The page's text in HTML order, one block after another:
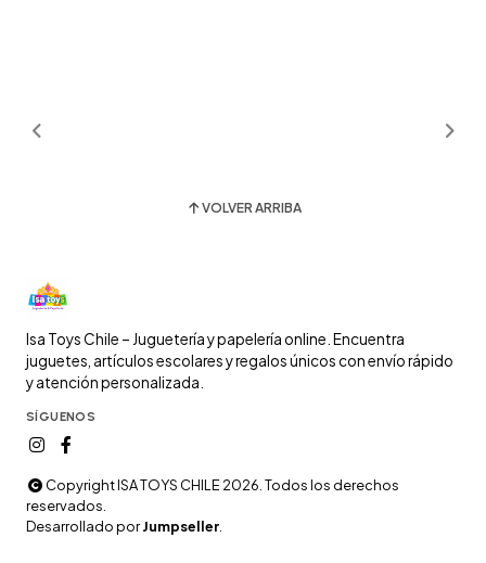
VOLVER ARRIBA
Isa Toys Chile – Juguetería y papelería online. Encuentra
juguetes, artículos escolares y regalos únicos con envío rápido
y atención personalizada.
SÍGUENOS
Copyright ISA TOYS CHILE 2026. Todos los derechos
reservados.
Desarrollado porJumpseller.